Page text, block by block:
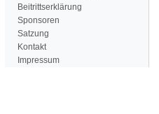
Beitrittserklärung
Sponsoren
Satzung
Kontakt
Impressum